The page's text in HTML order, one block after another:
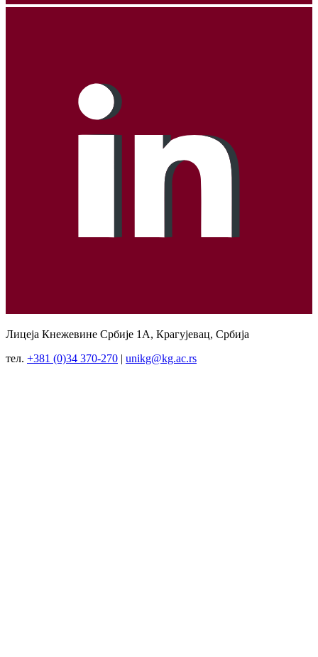
Лицеја Кнежевине Србије 1А, Крагујевац, Србија
тел. +381 (0)34 370-270 | unikg@kg.ac.rs